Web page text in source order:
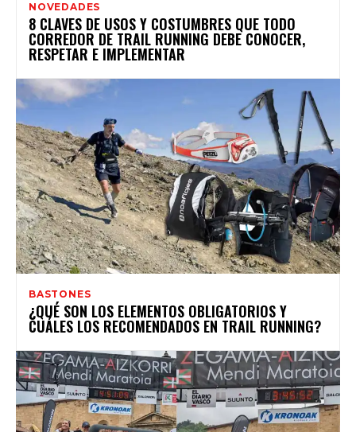
NOVEDADES
8 CLAVES DE USOS Y COSTUMBRES QUE TODO
CORREDOR DE TRAIL RUNNING DEBE CONOCER,
RESPETAR E IMPLEMENTAR
BASTONES
¿QUÉ SON LOS ELEMENTOS OBLIGATORIOS Y
CUÁLES LOS RECOMENDADOS EN TRAIL RUNNING?